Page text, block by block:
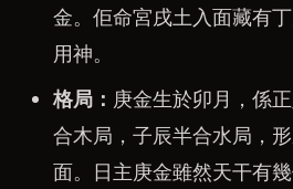
金。佢命宮戌土入面藏有
用神。
格局： 庚金生於卯月，係
合木局，子辰半合水局，
面。日主庚金雖然天干有